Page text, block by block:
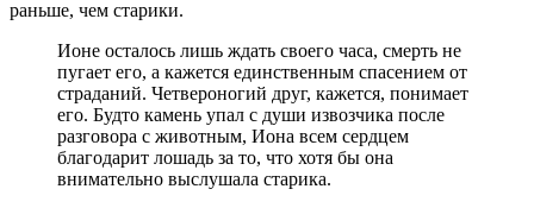
раньше, чем старики.
Ионе осталось лишь ждать своего часа, смерть не
пугает его, а кажется единственным спасением от
страданий. Четвероногий друг, кажется, понимает
его. Будто камень упал с души извозчика после
разговора с животным, Иона всем сердцем
благодарит лошадь за то, что хотя бы она
внимательно выслушала старика.